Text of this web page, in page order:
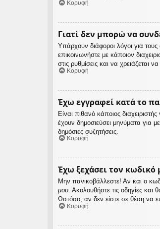
Κορυφή
Γιατί δεν μπορώ να
Υπάρχουν διάφοροι λόγοι για
επικοινωνήστε με κάποιον
στις ρυθμίσεις και να χρειάζεται
Κορυφή
Έχω εγγραφεί κατά το
Είναι πιθανό κάποιος
έχουν δημοσιεύσει μηνύματα για
δημόσιες συζητήσεις.
Κορυφή
Έχω ξεχάσει τον κωδικό
Μην πανικοβάλλεστε! Αν και ο
μου. Ακολουθήστε τις οδηγίες και
Ωστόσο, αν δεν είστε σε θέση να
Κορυφή